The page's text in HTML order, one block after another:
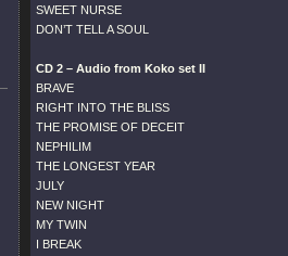
SWEET NURSE
DON’T TELL A SOUL
CD 2 – Audio from Koko set II
BRAVE
RIGHT INTO THE BLISS
THE PROMISE OF DECEIT
NEPHILIM
THE LONGEST YEAR
JULY
NEW NIGHT
MY TWIN
I BREAK